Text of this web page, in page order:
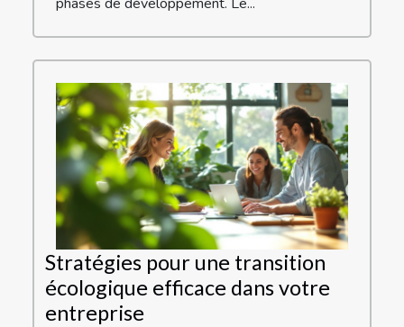
Stratégies pour une transition
écologique efficace dans votre
entreprise